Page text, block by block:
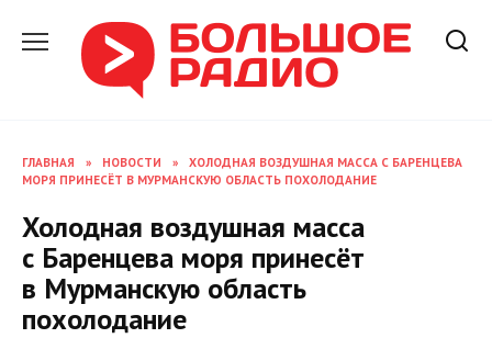
содержанию
ГЛАВНАЯ » НОВОСТИ »
ХОЛОДНАЯ ВОЗДУШНАЯ МАССА С БАРЕНЦЕВА
МОРЯ ПРИНЕСЁТ В МУРМАНСКУЮ ОБЛАСТЬ ПОХОЛОДАНИЕ
Холодная воздушная масса
с Баренцева моря принесёт
в Мурманскую область
похолодание